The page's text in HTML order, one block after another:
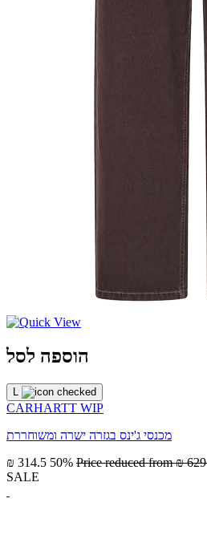
הוספה לסל
L
CARHARTT WIP
מכנסי ג'ינס בגזרה ישרה ומשוחררת
₪ 314.5 50% Price reduced from₪ 629
SALE